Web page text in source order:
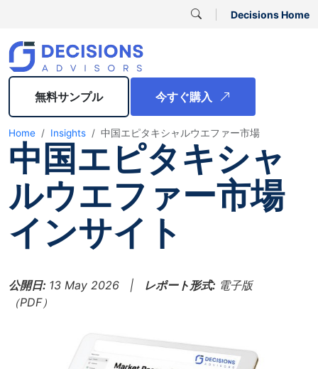
Decisions Home
無料サンプル 今すぐ購入
Home Insights 中国エピタキシャルウエファー市場
中国エピタキシャ
ルウエファー市場
インサイト
公開日: 13 May 2026 | レポート形式: 電子版
（PDF）